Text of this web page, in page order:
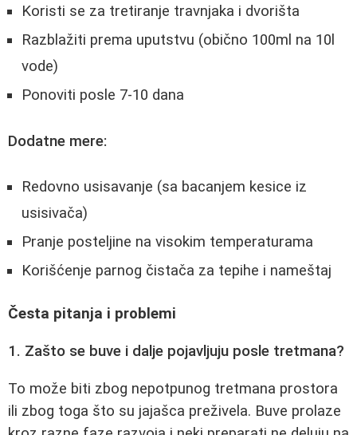
Koristi se za tretiranje travnjaka i dvorišta
Razblažiti prema uputstvu (obično 100ml na 10l
vode)
Ponoviti posle 7-10 dana
Dodatne mere:
Redovno usisavanje (sa bacanjem kesice iz
usisivača)
Pranje posteljine na visokim temperaturama
Korišćenje parnog čistača za tepihe i nameštaj
Česta pitanja i problemi
1. Zašto se buve i dalje pojavljuju posle tretmana?
To može biti zbog nepotpunog tretmana prostora
ili zbog toga što su jajašca preživela. Buve prolaze